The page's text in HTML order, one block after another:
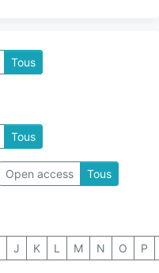
Tous
Tous
Open access Tous
J K L M N O P